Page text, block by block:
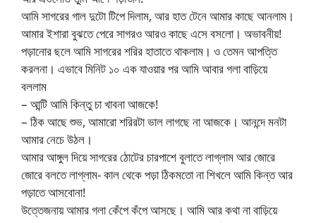
আমি সাগরের গাল দুটো টিপে দিলাম, আর হাত টেনে আমার কাছে আনলাম।
আমার ইশারা বুঝতে পেরে সাগরও আরও কাছে এসে বসলো। অভাবনীয়!
পড়ানোর ছলে আমি সাগরের শরির হাতাতে থাকলাম। ও তেমন আপত্তি
করলনা। এভাবে মিনিট ১০ এক যাওয়ার পর আমি আবার গলা বাড়িয়ে
বললাম
– আন্টি আমি কিন্তু চা খাবনা আজকে!
– ঠিক আছে শুভ, আমারো শরিরটা ভাল লাগছে না আজকে। আনন্দে মনটা
আমার নেচে উঠল।
আমার আঙ্গুল দিয়ে সাগরের ঠোটের চারপাশে বুলাতে লাগ্লাম আর জোরে
জোরে বলতে লাগ্লাম- কাল থেকে পড়া ঠিকমতো না শিখলে আমি কিন্ত আর
পড়াতে আসবোনা!
উত্তেজনায় আমার গলা কেঁপে কঁপে আসছে। আমি আর কথা না বাড়িয়ে